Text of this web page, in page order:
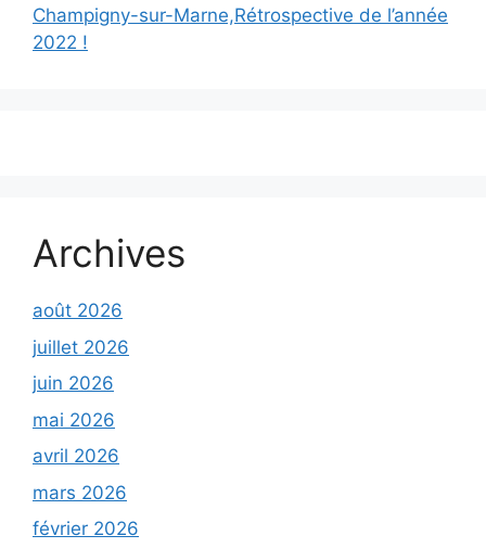
Champigny-sur-Marne,Rétrospective de l’année
2022 !
Archives
août 2026
juillet 2026
juin 2026
mai 2026
avril 2026
mars 2026
février 2026